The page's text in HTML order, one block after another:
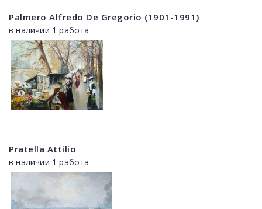
Palmero Alfredo De Gregorio (1901-1991)
в наличии 1 работа
Pratella Attilio
в наличии 1 работа